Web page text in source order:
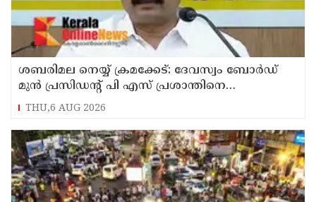
ശബരിമല നെയ്യ് ക്രമക്കേട്: ദേവസ്വം ബോര്‍ഡ്
മുന്‍ പ്രസിഡന്റ് പി എസ് പ്രശാന്തിനെ
പ്രതിയാക്കും: ദേവസ്വം വിജിലന്‍സ്
THU,6 AUG 2026